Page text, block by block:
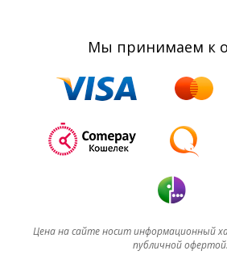
Мы принимаем к
Цена на сайте носит информационный
публичной офертой.